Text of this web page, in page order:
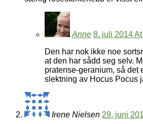
Anne 8. juli 2014
Den har nok ikke noe
at den har sådd seg selv.
pratense-geranium, så det
slektning av Hocus Pocus
Irene Nielsen 29. juni